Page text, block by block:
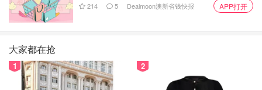
214 5 Dealmoon澳新省钱快报 APP打开
大家都在抢
1 2